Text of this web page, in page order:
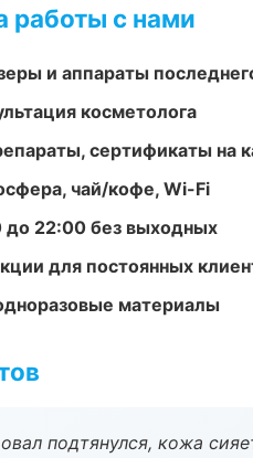
работы с нами
и аппараты
косметолога
сертификаты на
чай/кофе, Wi-Fi
до 22:00 без выходных
для постоянных
материалы
подтянулся, кожа